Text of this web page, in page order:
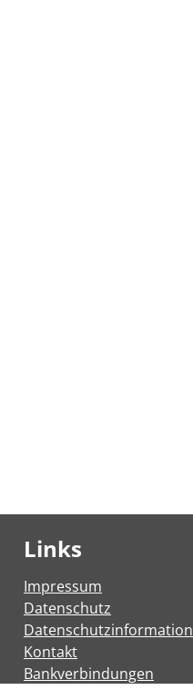
Links
Impressum
Datenschutz
Datenschutzinformation
Kontakt
Bankverbindungen